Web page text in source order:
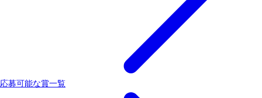
応募可能な賞一覧